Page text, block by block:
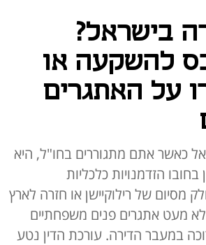
בישראל?
להשקעה או
על האתגרים
כאשר אתם מתגוררים בחו"ל, היא
הזדמנויות כלכליות
מסיום של רילוקיישן או חזרה לארץ
מעט אתגרים פנים משפחתיים
במעבר הדירה. עורכת הדין נטע